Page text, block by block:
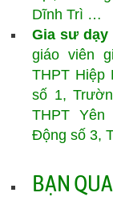
Dĩnh Trì …
Gia sư dạy
giáo viên
THPT Hiệp
số 1,
THPT
Động số 3,
BẠN